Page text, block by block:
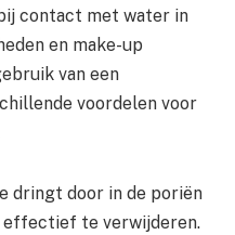
contact met water in
en make-up
van een
voordelen voor
dringt door in de poriën
te verwijderen.